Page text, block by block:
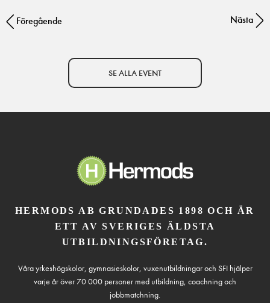
Post navigation
Föregående Nästa
SE ALLA EVENT
HERMODS AB GRUNDADES 1898 OCH ÄR
ETT AV SVERIGES ÄLDSTA
UTBILDNINGSFÖRETAG.
Våra yrkeshögskolor, gymnasieskolor, vuxenutbildningar och SFI hjälper
varje år över 70 000 personer med utbildning, coachning och
jobbmatchning.